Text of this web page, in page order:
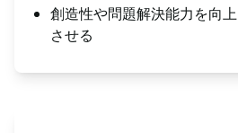
創造性や問題解決能力を向
させる